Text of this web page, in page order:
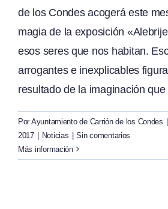
de los Condes acogerá este
magia de la exposición
esos seres que nos habitan.
arrogantes e inexplicables
resultado de la imaginación
Por Ayuntamiento de Carrión de los Condes
2017
Noticias
Sin comentarios
Más información